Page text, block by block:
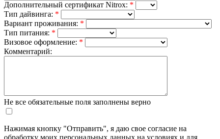
Дополнительный сертификат Nitrox: *
Тип дайвинга: *
Вариант проживания: *
Тип питания: *
Визовое оформление: *
Комментарий:
Не все обязательные поля заполнены верно
Нажимая кнопку "Отправить", я даю свое согласие на
обработку моих персональных данных на условиях и для